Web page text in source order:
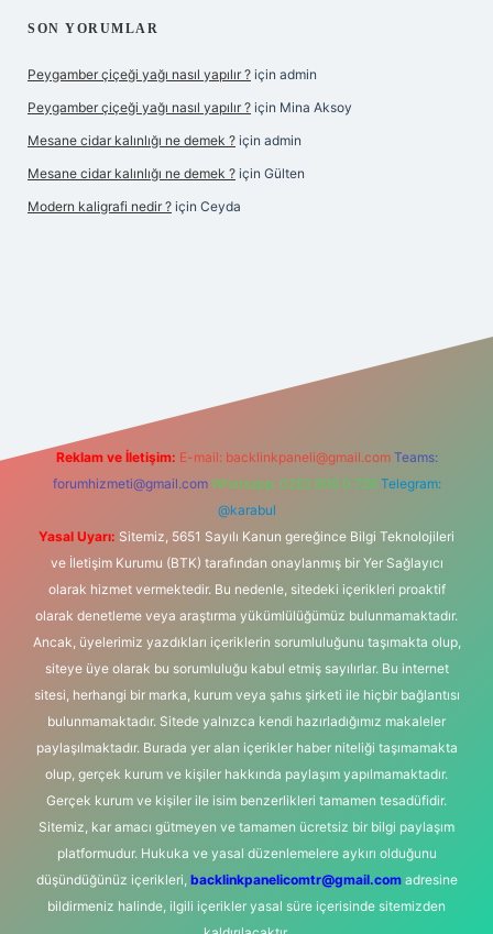
SON YORUMLAR
Peygamber çiçeği yağı nasıl yapılır ? için admin
Peygamber çiçeği yağı nasıl yapılır ? için Mina Aksoy
Mesane cidar kalınlığı ne demek ? için admin
Mesane cidar kalınlığı ne demek ? için Gülten
Modern kaligrafi nedir ? için Ceyda
Reklam ve İletişim: E-mail: backlinkpaneli@gmail.com Teams:
forumhizmeti@gmail.com Whatsapp: 0262 606 0 726 Telegram:
@karabul
Yasal Uyarı: Sitemiz, 5651 Sayılı Kanun gereğince Bilgi Teknolojileri
ve İletişim Kurumu (BTK) tarafından onaylanmış bir Yer Sağlayıcı
olarak hizmet vermektedir. Bu nedenle, sitedeki içerikleri proaktif
olarak denetleme veya araştırma yükümlülüğümüz bulunmamaktadır.
Ancak, üyelerimiz yazdıkları içeriklerin sorumluluğunu taşımakta olup,
siteye üye olarak bu sorumluluğu kabul etmiş sayılırlar. Bu internet
sitesi, herhangi bir marka, kurum veya şahıs şirketi ile hiçbir bağlantısı
bulunmamaktadır. Sitede yalnızca kendi hazırladığımız makaleler
paylaşılmaktadır. Burada yer alan içerikler haber niteliği taşımamakta
olup, gerçek kurum ve kişiler hakkında paylaşım yapılmamaktadır.
Gerçek kurum ve kişiler ile isim benzerlikleri tamamen tesadüfidir.
Sitemiz, kar amacı gütmeyen ve tamamen ücretsiz bir bilgi paylaşım
platformudur. Hukuka ve yasal düzenlemelere aykırı olduğunu
düşündüğünüz içerikleri, backlinkpanelicomtr@gmail.comadresine
bildirmeniz halinde, ilgili içerikler yasal süre içerisinde sitemizden